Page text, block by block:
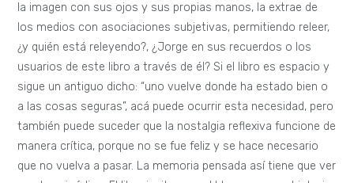
la imagen con sus ojos y sus propias manos, la extrae de
los medios con asociaciones subjetivas, permitiendo releer,
¿y quién está releyendo?, ¿Jorge en sus recuerdos o los
usuarios de este libro a través de él? Si el libro es espacio y
sigue un antiguo dicho: “uno vuelve donde ha estado bien o
a las cosas seguras”, acá puede ocurrir esta necesidad, pero
también puede suceder que la nostalgia reflexiva funcione de
manera crítica, porque no se fue feliz y se hace necesario
que no vuelva a pasar. La memoria pensada así tiene que ver